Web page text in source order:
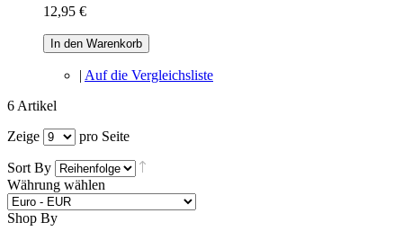
12,95 €
In den Warenkorb
| Auf die Vergleichsliste
6 Artikel
Zeige
pro Seite
Sort By
Währung wählen
Shop By